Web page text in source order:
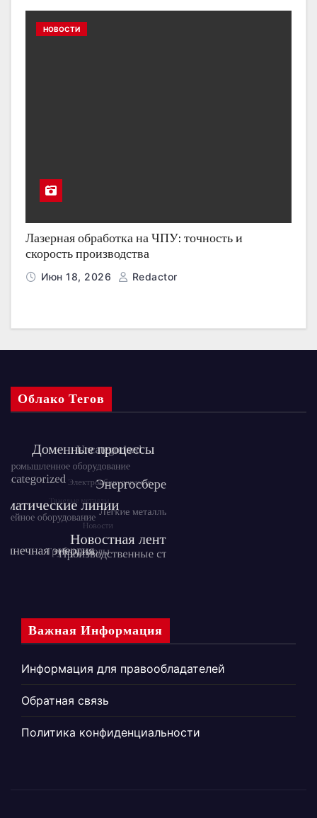
НОВОСТИ
Лазерная обработка на ЧПУ: точность и
скорость производства
Июн 18, 2026 Redactor
Облако Тегов
Важная Информация
Информация для правообладателей
Обратная связь
Политика конфиденциальности